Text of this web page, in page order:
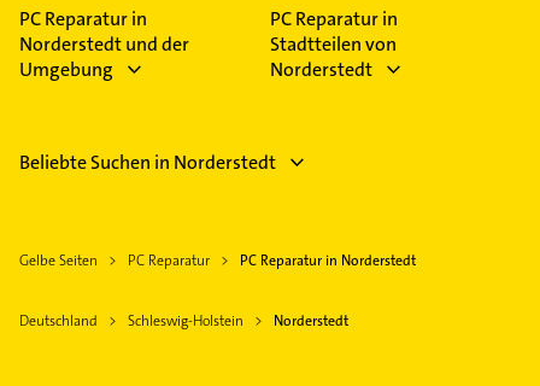
PC Reparatur in
Norderstedt und der
Umgebung
PC Reparatur in
Stadtteilen von
Norderstedt
Beliebte Suchen in Norderstedt
Gelbe Seiten PC Reparatur PC Reparatur in Norderstedt
Deutschland Schleswig-Holstein Norderstedt